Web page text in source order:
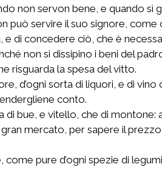
non servon bene, e quando sì
può servire il suo signore, come
di concedere ciò, che è
non si dissipino i beni del
risguarda la spesa del vitto.
d’ogni sorta di liquori, e di
conto.
bue, e vitello, che di montone:
mercato, per sapere il
pure d’ogni spezie di